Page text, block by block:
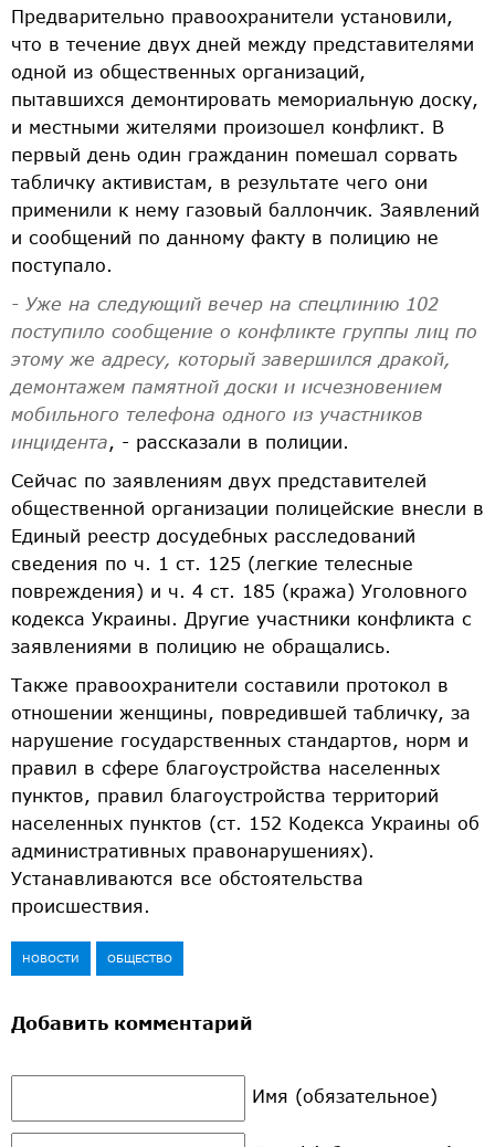
Предварительно правоохранители установили,
что в течение двух дней между представителями
одной из общественных организаций,
пытавшихся демонтировать мемориальную доску,
и местными жителями произошел конфликт. В
первый день один гражданин помешал сорвать
табличку активистам, в результате чего они
применили к нему газовый баллончик. Заявлений
и сообщений по данному факту в полицию не
поступало.
- Уже на следующий вечер на спецлинию 102
поступило сообщение о конфликте группы лиц по
этому же адресу, который завершился дракой,
демонтажем памятной доски и исчезновением
мобильного телефона одного из участников
инцидента , - рассказали в полиции.
Сейчас по заявлениям двух представителей
общественной организации полицейские внесли в
Единый реестр досудебных расследований
сведения по ч. 1 ст. 125 (легкие телесные
повреждения) и ч. 4 ст. 185 (кража) Уголовного
кодекса Украины. Другие участники конфликта с
заявлениями в полицию не обращались.
Также правоохранители составили протокол в
отношении женщины, повредившей табличку, за
нарушение государственных стандартов, норм и
правил в сфере благоустройства населенных
пунктов, правил благоустройства территорий
населенных пунктов (ст. 152 Кодекса Украины об
административных правонарушениях).
Устанавливаются все обстоятельства
происшествия.
НОВОСТИ ОБЩЕСТВО
Добавить комментарий
Имя (обязательное)